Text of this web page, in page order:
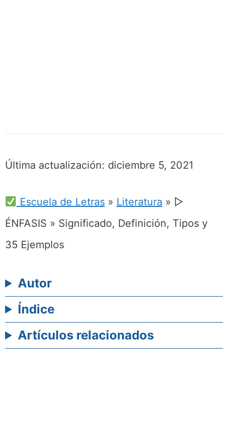
Última actualización: diciembre 5, 2021
Escuela de Letras» Literatura » ▷
ÉNFASIS » Significado, Definición, Tipos y
35 Ejemplos
Autor
Índice
Artículos relacionados